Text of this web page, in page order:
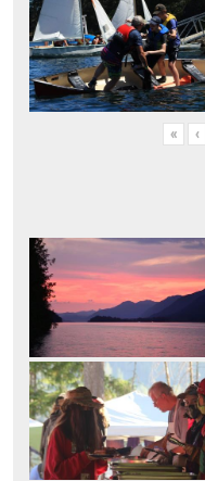
« ‹